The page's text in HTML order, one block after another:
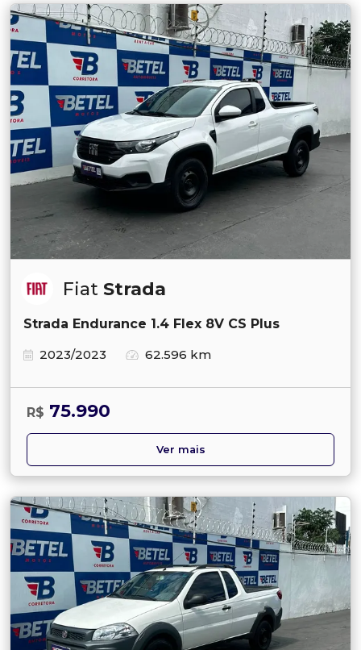
Fiat Strada
Strada Endurance 1.4 Flex 8V CS Plus
2023/2023
62.596 km
R$ 75.990
Ver mais